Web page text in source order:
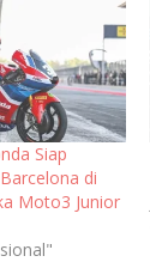
Siap
di
Moto3 Junior